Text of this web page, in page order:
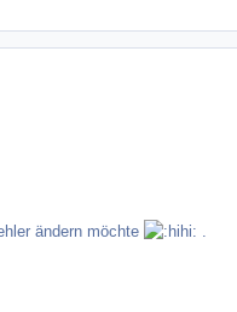
ändern möchte